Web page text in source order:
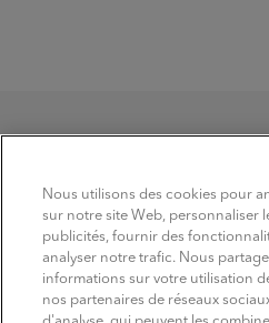
Nous utilisons des cookies pour
sur notre site Web, personnaliser
publicités, fournir des
analyser notre trafic. Nous
informations sur votre utilisation
nos partenaires de réseaux